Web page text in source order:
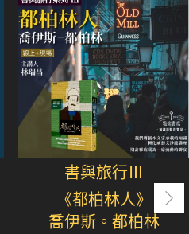
書與旅行Ⅲ
《都柏林人》
喬伊斯。都柏林